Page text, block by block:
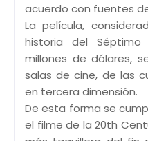
acuerdo con fuentes
La película,
historia del
millones de dólares,
salas de cine, de las
en tercera dimensión.
De esta forma se
el filme de la 20th